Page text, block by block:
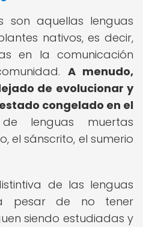
son aquellas lenguas
nativos, es decir,
en la comunicación
A menudo,
de evolucionar y
congelado en el
lenguas muertas
el sánscrito, el sumerio
de las lenguas
pesar de no tener
siendo estudiadas y